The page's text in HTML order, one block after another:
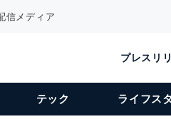
信メディア
プレスリ
テック ライフス